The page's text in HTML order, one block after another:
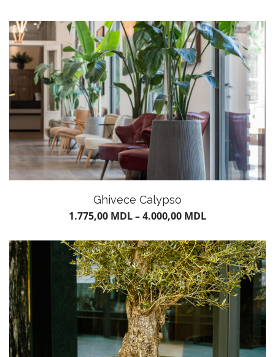
GHIVECE
Ghivece Calypso
1.775,00 MDL–4.000,00 MDL